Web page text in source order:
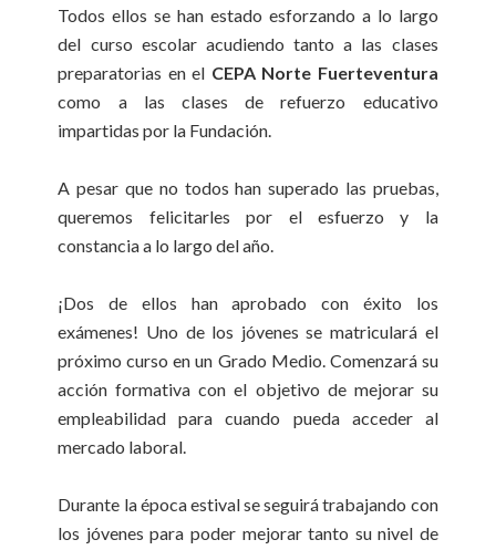
Todos ellos se han estado esforzando a lo largo
del curso escolar acudiendo tanto a las clases
preparatorias en el CEPA Norte Fuerteventura
como a las clases de refuerzo educativo
impartidas por la Fundación.
A pesar que no todos han superado las pruebas,
queremos felicitarles por el esfuerzo y la
constancia a lo largo del año.
¡Dos de ellos han aprobado con éxito los
exámenes! Uno de los jóvenes se matriculará el
próximo curso en un Grado Medio. Comenzará su
acción formativa con el objetivo de mejorar su
empleabilidad para cuando pueda acceder al
mercado laboral.
Durante la época estival se seguirá trabajando con
los jóvenes para poder mejorar tanto su nivel de